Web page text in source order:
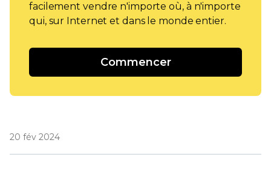
facilement vendre n'importe où, à n'importe
qui, sur Internet et dans le monde entier.
Commencer
20 fév 2024